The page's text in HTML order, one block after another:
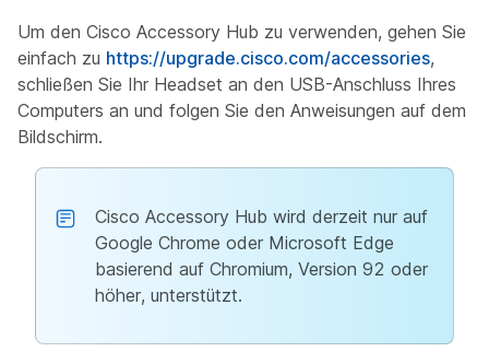
Um den Cisco Accessory Hub zu verwenden, gehen Sie
einfach zu https://upgrade.cisco.com/accessories,
schließen Sie Ihr Headset an den USB-Anschluss Ihres
Computers an und folgen Sie den Anweisungen auf dem
Bildschirm.
Cisco Accessory Hub wird derzeit nur auf
Google Chrome oder Microsoft Edge
basierend auf Chromium, Version 92 oder
höher, unterstützt.